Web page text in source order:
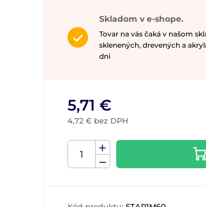
Skladom v e-shope.
Tovar na vás čaká v našom
sklenených, drevených a
dni
5,71 €
4,72 € bez DPH